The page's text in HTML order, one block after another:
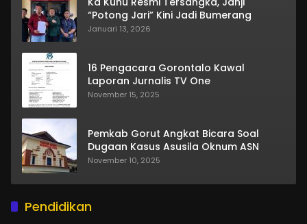
“Potong Jari” Kini Jadi Bumerang
Januari 13, 2026
16 Pengacara Gorontalo Kawal
Laporan Jurnalis TV One
November 15, 2025
Pemkab Gorut Angkat Bicara Soal
Dugaan Kasus Asusila Oknum ASN
November 10, 2025
Pendidikan